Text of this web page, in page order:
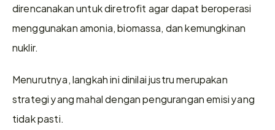
direncanakan untuk diretrofit agar dapat beroperasi
menggunakan amonia, biomassa, dan kemungkinan
nuklir.
Menurutnya, langkah ini dinilai justru merupakan
strategi yang mahal dengan pengurangan emisi yang
tidak pasti.